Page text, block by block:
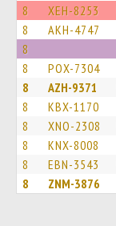
8 XEH-8253
8 AKH-4747
8
8 POX-7304
8 AZH-9371
8 KBX-1170
8 XNO-2308
8 KNX-8008
8 EBN-3543
8 ZNM-3876